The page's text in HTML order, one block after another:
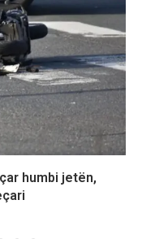
humbi jetën,